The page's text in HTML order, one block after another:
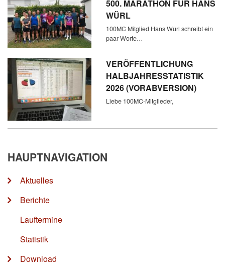
500. MARATHON FÜR HANS
WÜRL
100MC Mitglied Hans Würl schreibt ein
paar Worte…
VERÖFFENTLICHUNG
HALBJAHRESSTATISTIK
2026 (VORABVERSION)
Liebe 100MC-Mitglieder,
HAUPTNAVIGATION
Aktuelles
Berichte
Lauftermine
Statistik
Download